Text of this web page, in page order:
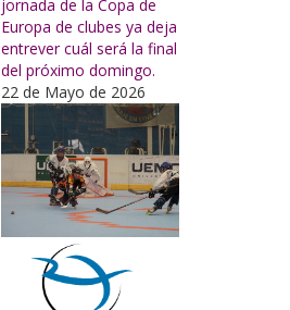
jornada de la Copa de
Europa de clubes ya deja
entrever cuál será la final
del próximo domingo.
22 de Mayo de 2026